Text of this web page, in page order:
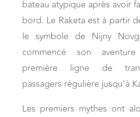
bateau atypique après avoir
bord. Le Raketa est à partir
le symbole de Nijny
commencé son
première ligne de
passagers régulière jusqu’à
Les premiers mythes ont